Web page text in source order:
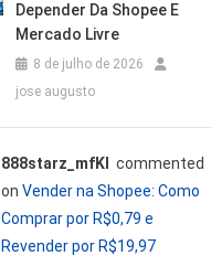
Depender Da Shopee E
Mercado Livre
8 de julho de 2026
jose augusto
888starz_mfKl
commented
on Vender na Shopee: Como
Comprar por R$0,79 e
Revender por R$19,97